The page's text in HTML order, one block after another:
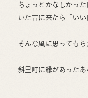
ちょっとかなしかった
いた吉に来たら「いい
そんな風に思ってもら
斜里町に縁があったあ